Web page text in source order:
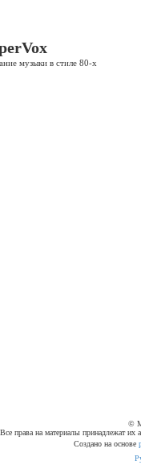
музыки в стиле 80-х
©
Все права на материалы принадлежат их
Создано на основе